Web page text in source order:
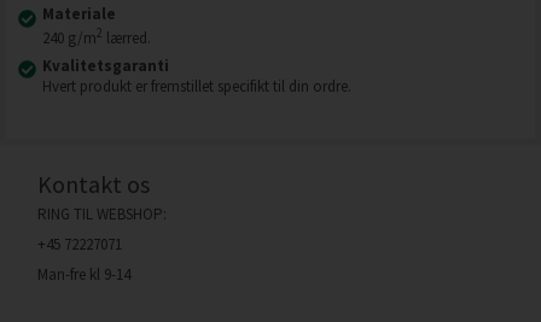
Materiale
240 g/m2 lærred.
Kvalitetsgaranti
Hvert produkt er fremstillet specifikt til din ordre.
Kontakt os
RING TIL WEBSHOP:
+45 72227071
Man-fre kl 9-14